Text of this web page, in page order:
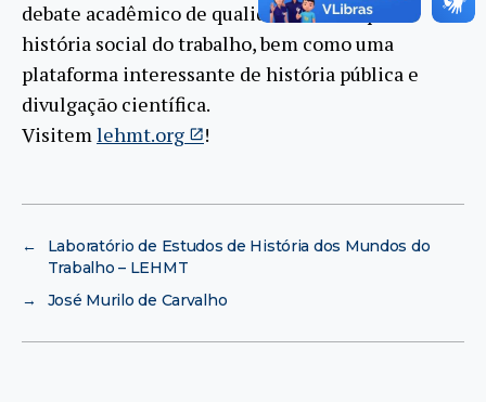
debate acadêmico de qualidade no campo da
história social do trabalho, bem como uma
plataforma interessante de história pública e
divulgação científica.
Visitemlehmt.org !
←
Laboratório de Estudos de História dos Mundos do
Trabalho – LEHMT
→
José Murilo de Carvalho